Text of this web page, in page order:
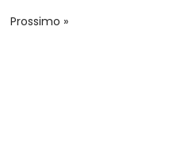
Prossimo »